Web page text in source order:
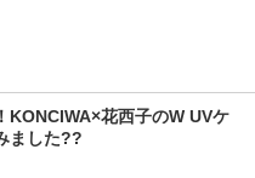
KONCIWA×花西子のW UVケ
ました??